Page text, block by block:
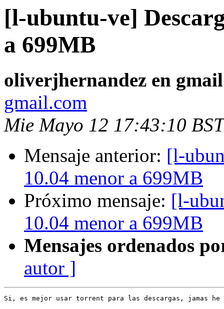
[l-ubuntu-ve]
a 699MB
oliverjhernandez en
gmail.com
Mie Mayo 12 17:43:10
Mensaje anterior: [l-
10.04 menor a 699MB
Próximo mensaje: [l-
10.04 menor a 699MB
Mensajes ordenados
autor ]
Si, es mejor usar torrent para las descargas, jamas he